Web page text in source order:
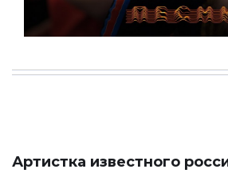
Артистка известного